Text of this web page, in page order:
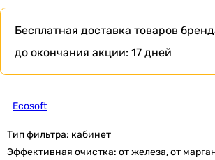
Бесплатная доставка товаров
до окончания акции: 17 дней
Ecosoft
Тип фильтра: кабинет
Эффективная очистка: от железа, от